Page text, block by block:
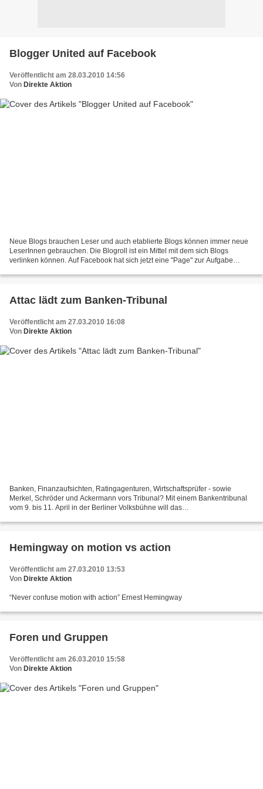
Blogger United auf Facebook
Veröffentlicht am 28.03.2010 14:56
Von Direkte Aktion
Neue Blogs brauchen Leser und auch etablierte Blogs können immer neue
LeserInnen gebrauchen. Die Blogroll ist ein Mittel mit dem sich Blogs
verlinken können. Auf Facebook hat sich jetzt eine "Page" zur Aufgabe
Attac lädt zum Banken-Tribunal
Veröffentlicht am 27.03.2010 16:08
Von Direkte Aktion
Banken, Finanzaufsichten, Ratingagenturen, Wirtschaftsprüfer - sowie
Merkel, Schröder und Ackermann vors Tribunal? Mit einem Bankentribunal
vom 9. bis 11. April in der Berliner Volksbühne will das
Hemingway on motion vs action
Veröffentlicht am 27.03.2010 13:53
Von Direkte Aktion
“Never confuse motion with action” Ernest Hemingway
Foren und Gruppen
Veröffentlicht am 26.03.2010 15:58
Von Direkte Aktion